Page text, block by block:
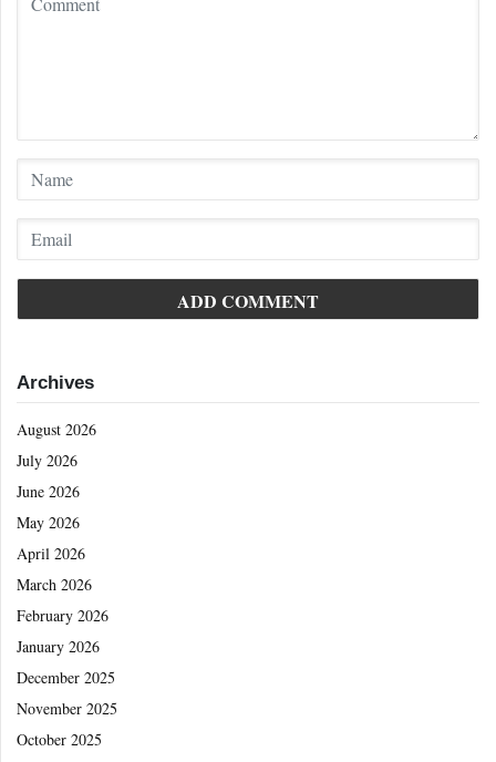
Archives
August 2026
July 2026
June 2026
May 2026
April 2026
March 2026
February 2026
January 2026
December 2025
November 2025
October 2025